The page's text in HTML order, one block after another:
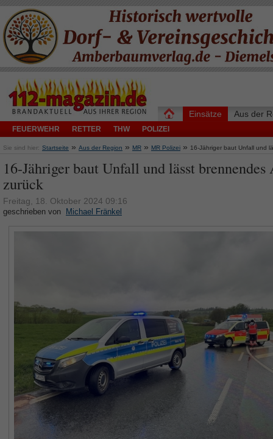
Einsätze
FEUERWEHR RETTER THW POLIZEI
Aus der
Sie sind hier: Startseite » Aus der Region » MR » MR Polizei » 16-Jähriger baut Unfall und
16-Jähriger baut Unfall und lässt brennendes
zurück
Freitag, 18. Oktober 2024 09:16
geschrieben von Michael Fränkel